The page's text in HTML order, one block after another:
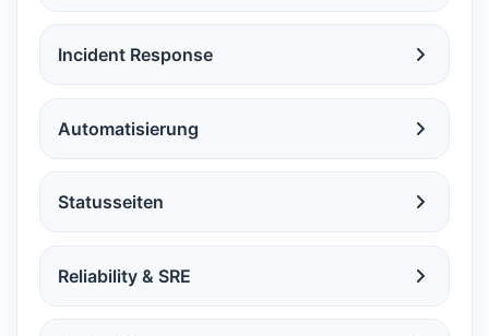
Incident Response
Automatisierung
Statusseiten
Reliability & SRE